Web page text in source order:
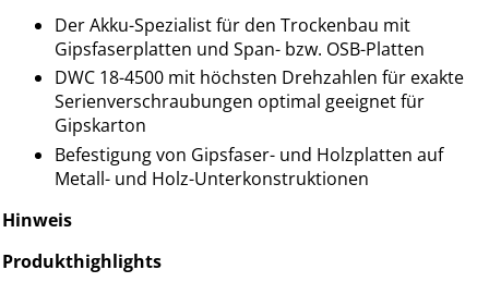
Der Akku-Spezialist für den Trockenbau mit
Gipsfaserplatten und Span- bzw. OSB-Platten
DWC 18-4500 mit höchsten Drehzahlen für exakte
Serienverschraubungen optimal geeignet für
Gipskarton
Befestigung von Gipsfaser- und Holzplatten auf
Metall- und Holz-Unterkonstruktionen
Hinweis
Produkthighlights